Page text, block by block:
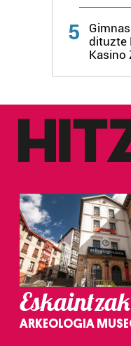
Webgune honek
fitxategiak erabiltzen
zerbitzuak hobetzeko
baliatzen gara. Ohar
erabiltzeko baimen
5
dituzte
Kasino
Eskaintzak
ARKEOLOGIA